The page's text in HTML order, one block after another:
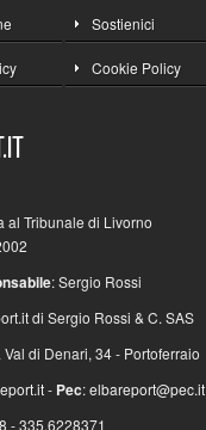
Sostienici
Cookie Policy
al Tribunale di Livorno
: Sergio Rossi
di Sergio Rossi & C. SAS
Val di Denari, 34 - Portoferraio
- Pec:elbareport@pec.it
- 335.6228371